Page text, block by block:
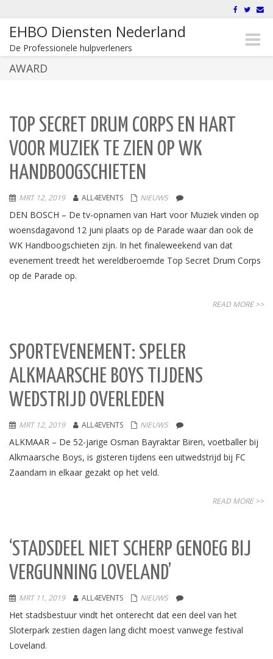
EHBO Diensten Nederland
De Professionele hulpverleners
Toggle
AWARD
TOP SECRET DRUM CORPS EN HART
VOOR MUZIEK TE ZIEN OP WK
HANDBOOGSCHIETEN
MRT 12, 2019 ALL4EVENTS NIEUWS
DEN BOSCH – De tv-opnamen van Hart voor Muziek vinden op
woensdagavond 12 juni plaats op de Parade waar dan ook de
WK Handboogschieten zijn. In het finaleweekend van dat
evenement treedt het wereldberoemde Top Secret Drum Corps
op de Parade op.
READ MORE >>
SPORTEVENEMENT: SPELER
ALKMAARSCHE BOYS TIJDENS
WEDSTRIJD OVERLEDEN
MRT 12, 2019 ALL4EVENTS NIEUWS
ALKMAAR – De 52-jarige Osman Bayraktar Biren, voetballer bij
Alkmaarsche Boys, is gisteren tijdens een uitwedstrijd bij FC
Zaandam in elkaar gezakt op het veld.
READ MORE >>
‘STADSDEEL NIET SCHERP GENOEG BIJ
VERGUNNING LOVELAND’
MRT 11, 2019 ALL4EVENTS NIEUWS
Het stadsbestuur vindt het onterecht dat een deel van het
Sloterpark zestien dagen lang dicht moest vanwege festival
Loveland.